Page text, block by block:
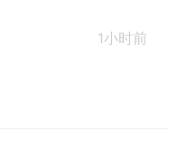
1小时前